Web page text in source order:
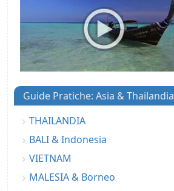
Guide Pratiche: Asia & Thailandia
THAILANDIA
BALI & Indonesia
VIETNAM
MALESIA & Borneo